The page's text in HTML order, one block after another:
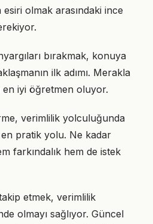
olmak arasındaki ince
bırakmak, konuya
ilk adımı. Merakla
iyi öğretmen oluyor.
verimlilik yolculuğunda
pratik yolu. Ne kadar
farkındalık hem de istek
etmek, verimlilik
olmayı sağlıyor. Güncel